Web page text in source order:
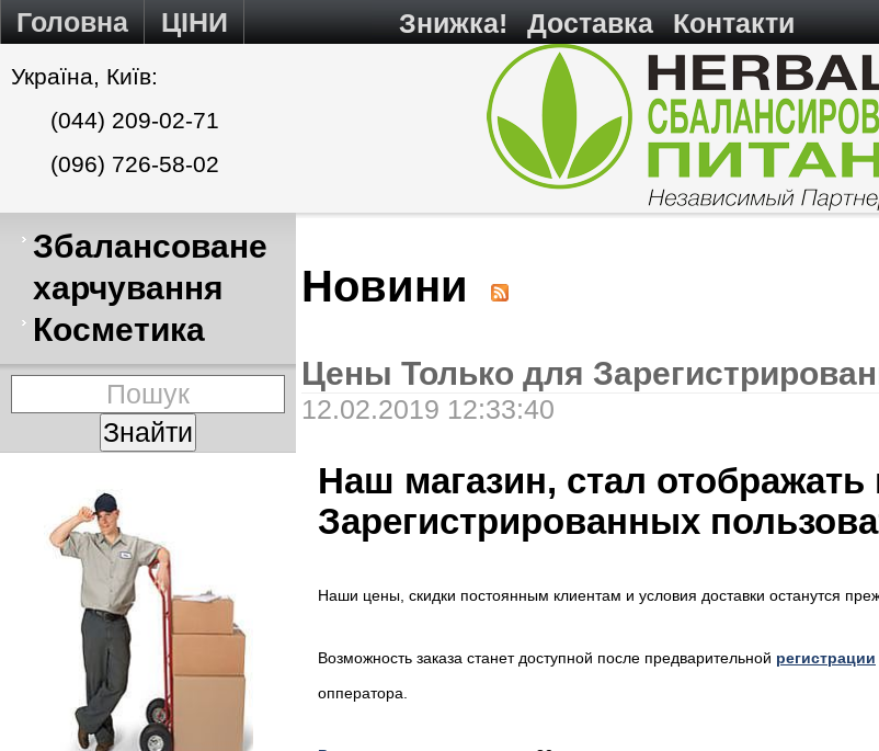
Головна ЦІНИ Знижка! Доставка Контакти
Україна, Київ:
(044) 209-02-71
(096) 726-58-02
Збалансоване
харчування
Косметика
Новини
Цены Только для
12.02.2019 12:33:40
Наш магазин, стал
Зарегистрированных
Наши цены, скидки постоянным клиентам и условия доставки останутся
Возможность заказа станет доступной после предварительной регистрации
опператора.